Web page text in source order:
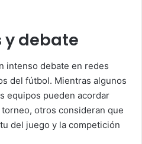
y debate
intenso debate en redes
del fútbol. Mientras algunos
equipos pueden acordar
otros consideran que
del juego y la competición